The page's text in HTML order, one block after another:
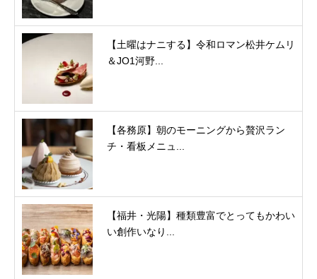
【土曜はナニする】令和ロマン松井ケムリ
＆JO1河野...
【各務原】朝のモーニングから贅沢ラン
チ・看板メニュ...
【福井・光陽】種類豊富でとってもかわい
い創作いなり...